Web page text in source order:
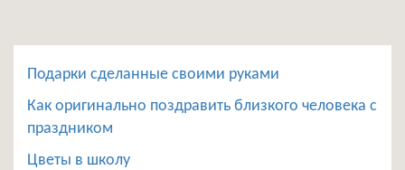
Подарки сделанные своими руками
Как оригинально поздравить близкого человека с
праздником
Цветы в школу